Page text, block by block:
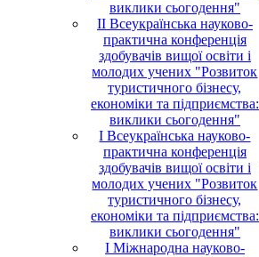
виклики сьогодення"
II Всеукраїнська науково-
практична конференція
здобувачів вищої освіти і
молодих учених "Розвиток
туристичного бізнесу,
економіки та підприємства:
виклики сьогодення"
I Всеукраїнська науково-
практична конференція
здобувачів вищої освіти і
молодих учених "Розвиток
туристичного бізнесу,
економіки та підприємства:
виклики сьогодення"
І Міжнародна науково-